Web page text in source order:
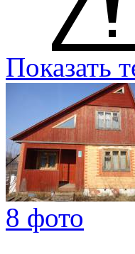
Показать
8 фото